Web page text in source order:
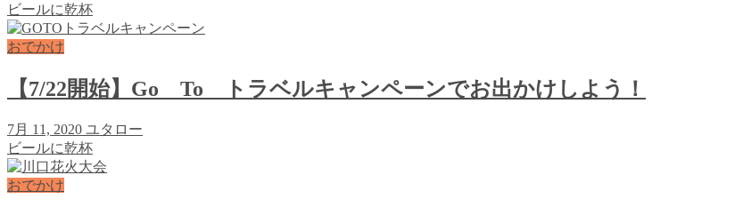
ビールに乾杯
おでかけ
【7/22開始】Go To トラベルキャンペーンでお出かけしよう！
7月 11, 2020 ユタロー
ビールに乾杯
おでかけ